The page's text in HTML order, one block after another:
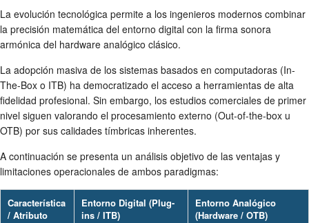
La evolución tecnológica permite a los ingenieros modernos combinar
la precisión matemática del entorno digital con la firma sonora
armónica del hardware analógico clásico.
La adopción masiva de los sistemas basados en computadoras (In-
The-Box o ITB) ha democratizado el acceso a herramientas de alta
fidelidad profesional. Sin embargo, los estudios comerciales de primer
nivel siguen valorando el procesamiento externo (Out-of-the-box u
OTB) por sus calidades tímbricas inherentes.
A continuación se presenta un análisis objetivo de las ventajas y
limitaciones operacionales de ambos paradigmas:
Característica
/ Atributo
Entorno Digital (Plug-
ins / ITB)
Entorno Analógico
(Hardware / OTB)